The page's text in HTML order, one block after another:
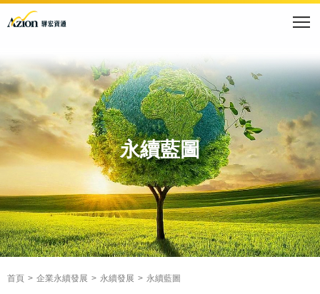
永續藍圖
首頁 企業永續發展 永續發展 永續藍圖